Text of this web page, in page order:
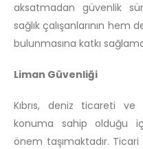
aksatmadan güvenlik
sağlık çalışanlarının
bulunmasına katkı
Liman Güvenliği
Kıbrıs, deniz ticareti
konuma sahip olduğu
önem taşımaktadır. Ticari